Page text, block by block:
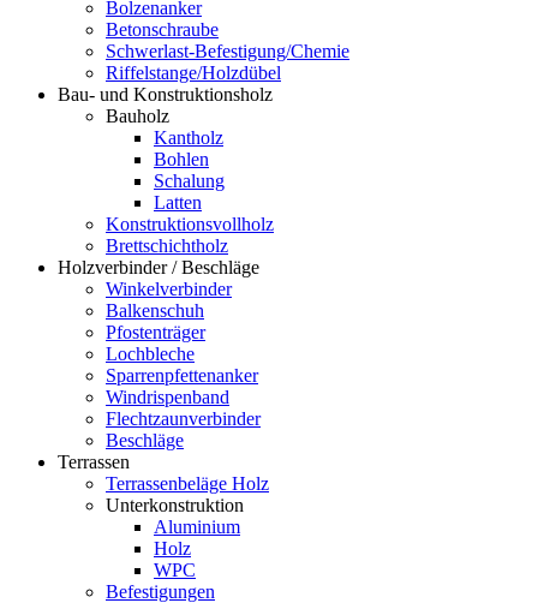
Bolzenanker
Betonschraube
Schwerlast-Befestigung/Chemie
Riffelstange/Holzdübel
Bau- und Konstruktionsholz
Bauholz
Kantholz
Bohlen
Schalung
Latten
Konstruktionsvollholz
Brettschichtholz
Holzverbinder / Beschläge
Winkelverbinder
Balkenschuh
Pfostenträger
Lochbleche
Sparrenpfettenanker
Windrispenband
Flechtzaunverbinder
Beschläge
Terrassen
Terrassenbeläge Holz
Unterkonstruktion
Aluminium
Holz
WPC
Befestigungen